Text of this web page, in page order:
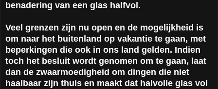
benadering van een glas halfvol.
Veel grenzen zijn nu open en de mogelijkheid is
om naar het buitenland op vakantie te gaan, met
beperkingen die ook in ons land gelden. Indien
toch het besluit wordt genomen om te gaan, laat
dan de zwaarmoedigheid om dingen die niet
haalbaar zijn thuis en maakt dat halvolle glas vol